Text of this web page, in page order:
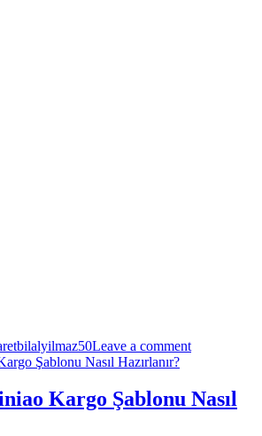
bilalyilmaz50Leave a comment
Kargo Şablonu Nasıl